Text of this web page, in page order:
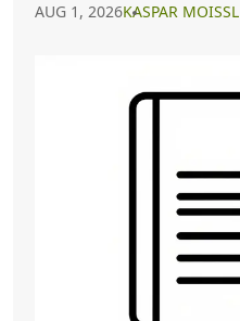
AUG 1, 2026KASPAR MOISSL